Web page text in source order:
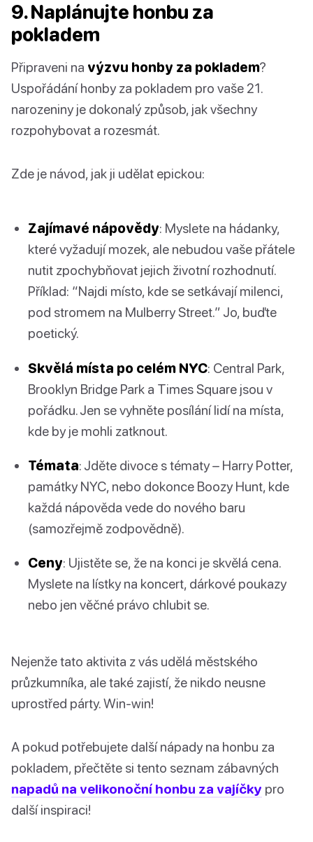
9. Naplánujte honbu za
pokladem
Připraveni na výzvu honby za pokladem?
Uspořádání honby za pokladem pro vaše 21.
narozeniny je dokonalý způsob, jak všechny
rozpohybovat a rozesmát.
Zde je návod, jak ji udělat epickou:
Zajímavé nápovědy: Myslete na hádanky,
které vyžadují mozek, ale nebudou vaše přátele
nutit zpochybňovat jejich životní rozhodnutí.
Příklad: “Najdi místo, kde se setkávají milenci,
pod stromem na Mulberry Street.” Jo, buďte
poetický.
Skvělá místa po celém NYC: Central Park,
Brooklyn Bridge Park a Times Square jsou v
pořádku. Jen se vyhněte posílání lidí na místa,
kde by je mohli zatknout.
Témata: Jděte divoce s tématy – Harry Potter,
památky NYC, nebo dokonce Boozy Hunt, kde
každá nápověda vede do nového baru
(samozřejmě zodpovědně).
Ceny: Ujistěte se, že na konci je skvělá cena.
Myslete na lístky na koncert, dárkové poukazy
nebo jen věčné právo chlubit se.
Nejenže tato aktivita z vás udělá městského
průzkumníka, ale také zajistí, že nikdo neusne
uprostřed párty. Win-win!
A pokud potřebujete další nápady na honbu za
pokladem, přečtěte si tento seznam zábavných
napadů na velikonoční honbu za vajíčky pro
další inspiraci!